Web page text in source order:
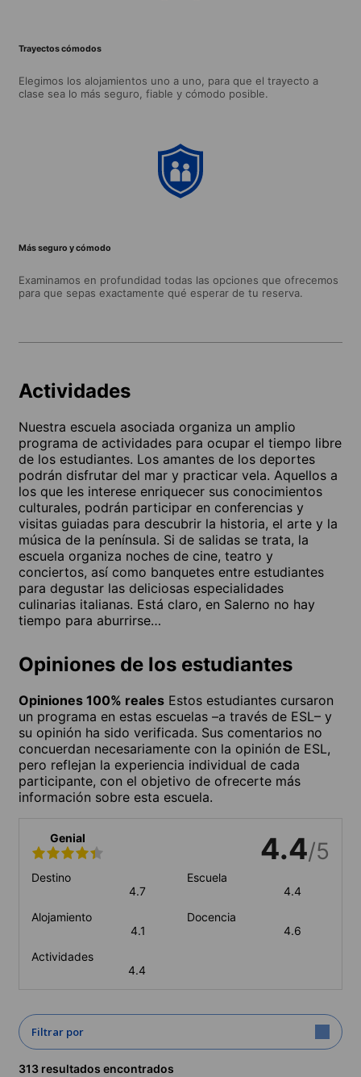
Trayectos cómodos
Elegimos los alojamientos uno a uno, para que el trayecto a
clase sea lo más seguro, fiable y cómodo posible.
Más seguro y cómodo
Examinamos en profundidad todas las opciones que ofrecemos
para que sepas exactamente qué esperar de tu reserva.
Actividades
Nuestra escuela asociada organiza un amplio
programa de actividades para ocupar el tiempo libre
de los estudiantes. Los amantes de los deportes
podrán disfrutar del mar y practicar vela. Aquellos a
los que les interese enriquecer sus conocimientos
culturales, podrán participar en conferencias y
visitas guiadas para descubrir la historia, el arte y la
música de la península. Si de salidas se trata, la
escuela organiza noches de cine, teatro y
conciertos, así como banquetes entre estudiantes
para degustar las deliciosas especialidades
culinarias italianas. Está claro, en Salerno no hay
tiempo para aburrirse…
Opiniones de los estudiantes
Opiniones 100% reales Estos estudiantes cursaron
un programa en estas escuelas –a través de ESL– y
su opinión ha sido verificada. Sus comentarios no
concuerdan necesariamente con la opinión de ESL,
pero reflejan la experiencia individual de cada
participante, con el objetivo de ofrecerte más
información sobre esta escuela.
Genial 4.4/5
Destino
4.7
Escuela
4.4
Alojamiento
4.1
Docencia
4.6
Actividades
4.4
Filtrar por
313 resultados encontrados